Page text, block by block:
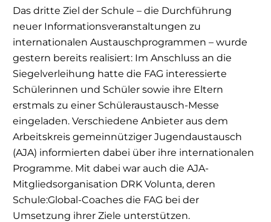
Das dritte Ziel der Schule – die Durchführung
neuer Informationsveranstaltungen zu
internationalen Austauschprogrammen – wurde
gestern bereits realisiert: Im Anschluss an die
Siegelverleihung hatte die FAG interessierte
Schülerinnen und Schüler sowie ihre Eltern
erstmals zu einer Schüleraustausch-Messe
eingeladen. Verschiedene Anbieter aus dem
Arbeitskreis gemeinnütziger Jugendaustausch
(AJA) informierten dabei über ihre internationalen
Programme. Mit dabei war auch die AJA-
Mitgliedsorganisation DRK Volunta, deren
Schule:Global-Coaches die FAG bei der
Umsetzung ihrer Ziele unterstützen.